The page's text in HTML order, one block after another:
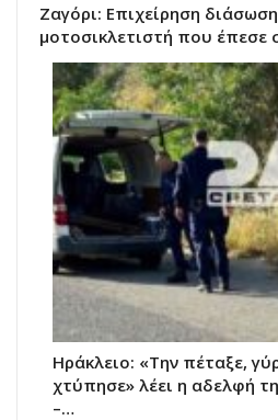
Ζαγόρι: Επιχείρηση
μοτοσικλετιστή που έπεσε
Ηράκλειο: «Την πέταξε,
χτύπησε» λέει η αδελφή
–…